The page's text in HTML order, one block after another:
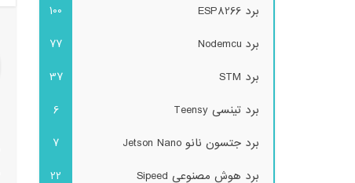
برد ESP8266
100
برد Nodemcu
77
برد STM
37
برد تینسی Teensy
6
برد جتسون نانو Jetson Nano
7
برد هوش مصنوعی Sipeed
22